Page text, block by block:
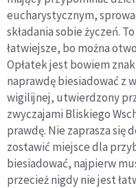
eucharystycznym,
składania sobie życzeń.
łatwiejsze, bo można
Opłatek jest bowiem
naprawdę biesiadować z
wigilijnej, utwierdzony
zwyczajami Bliskiego
prawdę. Nie zaprasza się
zostawić miejsce dla
biesiadować, najpierw
przecież nigdy nie jest